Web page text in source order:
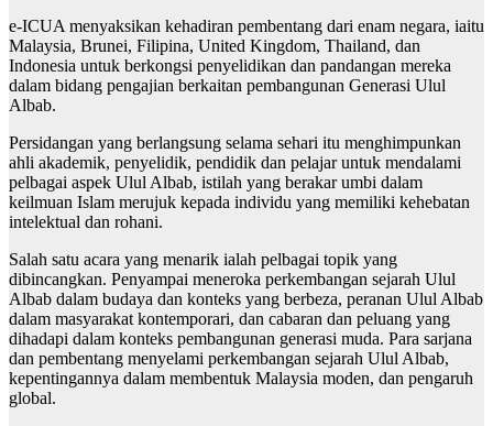
e-ICUA menyaksikan kehadiran pembentang dari enam negara, iaitu
Malaysia, Brunei, Filipina, United Kingdom, Thailand, dan
Indonesia untuk berkongsi penyelidikan dan pandangan mereka
dalam bidang pengajian berkaitan pembangunan Generasi Ulul
Albab.
Persidangan yang berlangsung selama sehari itu menghimpunkan
ahli akademik, penyelidik, pendidik dan pelajar untuk mendalami
pelbagai aspek Ulul Albab, istilah yang berakar umbi dalam
keilmuan Islam merujuk kepada individu yang memiliki kehebatan
intelektual dan rohani.
Salah satu acara yang menarik ialah pelbagai topik yang
dibincangkan. Penyampai meneroka perkembangan sejarah Ulul
Albab dalam budaya dan konteks yang berbeza, peranan Ulul Albab
dalam masyarakat kontemporari, dan cabaran dan peluang yang
dihadapi dalam konteks pembangunan generasi muda. Para sarjana
dan pembentang menyelami perkembangan sejarah Ulul Albab,
kepentingannya dalam membentuk Malaysia moden, dan pengaruh
global.